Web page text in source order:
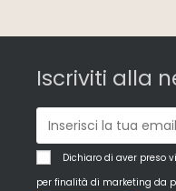
Iscriviti alla
Dichiaro di aver preso
per finalità di marketing da